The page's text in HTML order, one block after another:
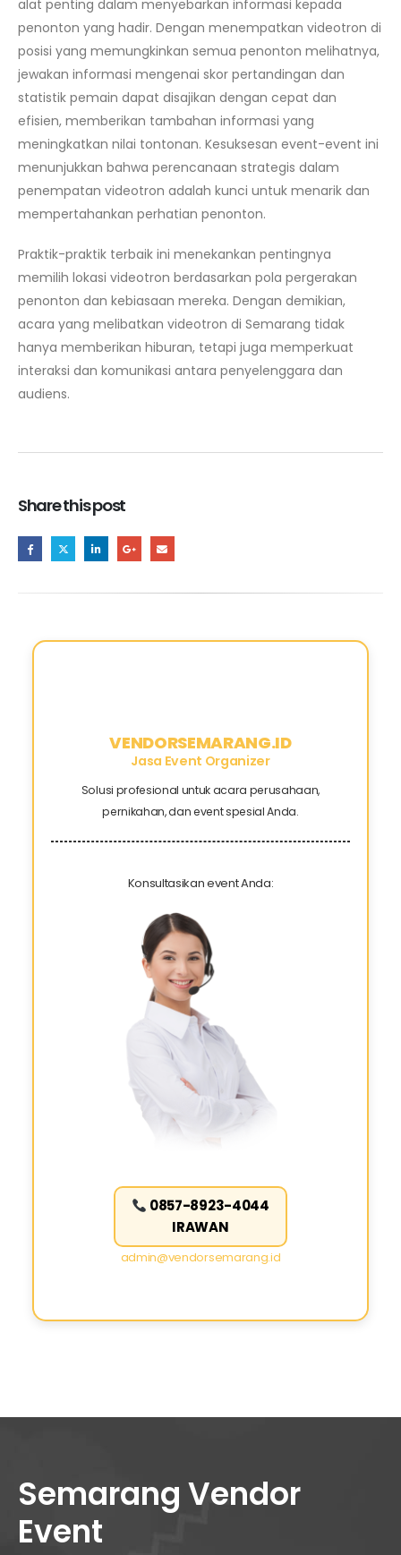
alat penting dalam menyebarkan informasi kepada
penonton yang hadir. Dengan menempatkan videotron di
posisi yang memungkinkan semua penonton melihatnya,
jewakan informasi mengenai skor pertandingan dan
statistik pemain dapat disajikan dengan cepat dan
efisien, memberikan tambahan informasi yang
meningkatkan nilai tontonan. Kesuksesan event-event ini
menunjukkan bahwa perencanaan strategis dalam
penempatan videotron adalah kunci untuk menarik dan
mempertahankan perhatian penonton.
Praktik-praktik terbaik ini menekankan pentingnya
memilih lokasi videotron berdasarkan pola pergerakan
penonton dan kebiasaan mereka. Dengan demikian,
acara yang melibatkan videotron di Semarang tidak
hanya memberikan hiburan, tetapi juga memperkuat
interaksi dan komunikasi antara penyelenggara dan
audiens.
Share this post
VENDORSEMARANG.ID
Jasa Event Organizer
Solusi profesional untuk acara perusahaan,
pernikahan, dan event spesial Anda.
Konsultasikan event Anda:
0857-8923-4044
IRAWAN
admin@vendorsemarang.id
Semarang Vendor
Event